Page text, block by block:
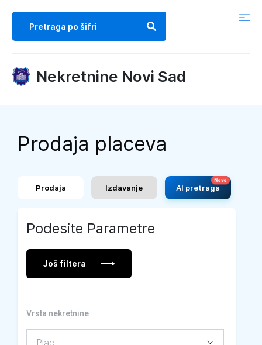
Nekretnine Novi Sad
Prodaja placeva
Prodaja Izdavanje AI pretraga
Podesite Parametre
Još filtera
Vrsta nekretnine